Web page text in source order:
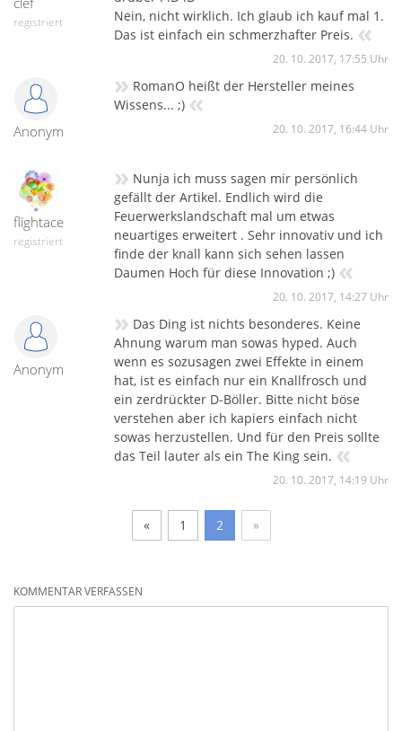
registriert
Nein, nicht wirklich. Ich glaub ich kauf mal 1.
Das ist einfach ein schmerzhafter Preis. «
20. 10. 2017, 17:55 Uhr
Anonym
» RomanO heißt der Hersteller meines
Wissens... ;) «
20. 10. 2017, 16:44 Uhr
flightace
registriert
» Nunja ich muss sagen mir persönlich
gefällt der Artikel. Endlich wird die
Feuerwerkslandschaft mal um etwas
neuartiges erweitert . Sehr innovativ und ich
finde der knall kann sich sehen lassen
Daumen Hoch für diese Innovation ;) «
20. 10. 2017, 14:27 Uhr
Anonym
» Das Ding ist nichts besonderes. Keine
Ahnung warum man sowas hyped. Auch
wenn es sozusagen zwei Effekte in einem
hat, ist es einfach nur ein Knallfrosch und
ein zerdrückter D-Böller. Bitte nicht böse
verstehen aber ich kapiers einfach nicht
sowas herzustellen. Und für den Preis sollte
das Teil lauter als ein The King sein. «
20. 10. 2017, 14:19 Uhr
« 1 2 »
KOMMENTAR VERFASSEN